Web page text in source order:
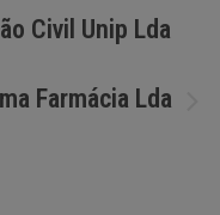
Civil Unip Lda
Farmácia Lda